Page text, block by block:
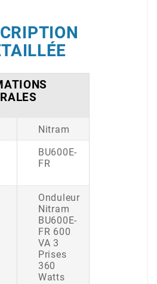
Nitram
BU600E-
FR
Onduleur
Nitram
BU600E-
FR 600
VA 3
Prises
360
Watts